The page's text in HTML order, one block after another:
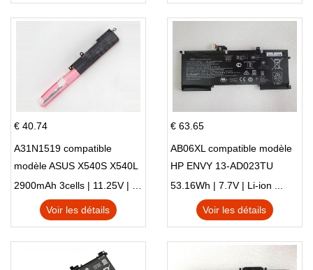
€ 40.74
A31N1519 compatible
modèle ASUS X540S X540L
X540LA-SI302 X540SA
X540S
2900mAh 3cells | 11.25V | Li-ion ...
Voir les détails
€ 63.65
AB06XL compatible modèle
HP ENVY 13-AD023TU
HSTNN-DB8C 921438-855
TPN-I128
53.16Wh | 7.7V | Li-ion ...
Voir les détails